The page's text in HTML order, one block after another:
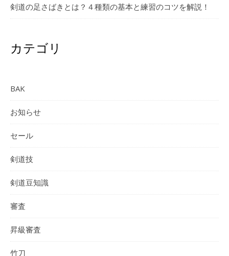
剣道の足さばきとは？４種類の基本と練習のコツを解説！
カテゴリ
BAK
お知らせ
セール
剣道技
剣道豆知識
審査
昇級審査
竹刀